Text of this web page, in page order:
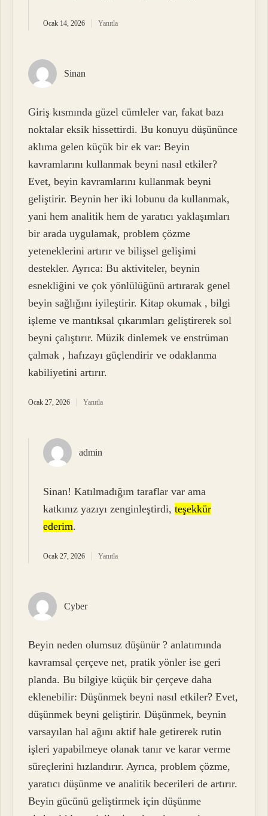
Ocak 14, 2026 Yanıtla
Sinan
Giriş kısmında güzel cümleler var, fakat bazı
noktalar eksik hissettirdi. Bu konuyu düşününce
aklıma gelen küçük bir ek var: Beyin
kavramlarını kullanmak beyni nasıl etkiler?
Evet, beyin kavramlarını kullanmak beyni
geliştirir. Beynin her iki lobunu da kullanmak,
yani hem analitik hem de yaratıcı yaklaşımları
bir arada uygulamak, problem çözme
yeteneklerini artırır ve bilişsel gelişimi
destekler. Ayrıca: Bu aktiviteler, beynin
esnekliğini ve çok yönlülüğünü artırarak genel
beyin sağlığını iyileştirir. Kitap okumak , bilgi
işleme ve mantıksal çıkarımları geliştirerek sol
beyni çalıştırır. Müzik dinlemek ve enstrüman
çalmak , hafızayı güçlendirir ve odaklanma
kabiliyetini artırır.
Ocak 27, 2026 Yanıtla
admin
Sinan! Katılmadığım taraflar var ama
katkınız yazıyı zenginleştirdi,teşekkür
ederim.
Ocak 27, 2026 Yanıtla
Cyber
Beyin neden olumsuz düşünür ? anlatımında
kavramsal çerçeve net, pratik yönler ise geri
planda. Bu bilgiye küçük bir çerçeve daha
eklenebilir: Düşünmek beyni nasıl etkiler? Evet,
düşünmek beyni geliştirir. Düşünmek, beynin
varsayılan hal ağını aktif hale getirerek rutin
işleri yapabilmeye olanak tanır ve karar verme
süreçlerini hızlandırır. Ayrıca, problem çözme,
yaratıcı düşünme ve analitik becerileri de artırır.
Beyin gücünü geliştirmek için düşünme